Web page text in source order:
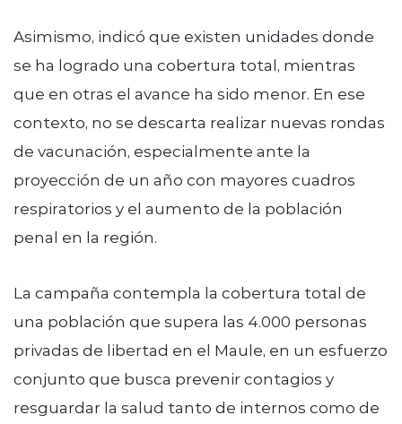
Asimismo, indicó que existen unidades donde
se ha logrado una cobertura total, mientras
que en otras el avance ha sido menor. En ese
contexto, no se descarta realizar nuevas rondas
de vacunación, especialmente ante la
proyección de un año con mayores cuadros
respiratorios y el aumento de la población
penal en la región.
La campaña contempla la cobertura total de
una población que supera las 4.000 personas
privadas de libertad en el Maule, en un esfuerzo
conjunto que busca prevenir contagios y
resguardar la salud tanto de internos como de